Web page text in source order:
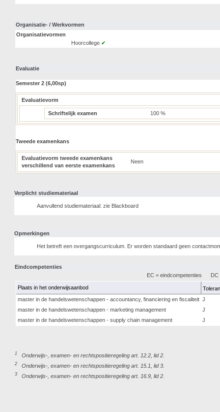
Organisatie- / Werkvormen
Organisatievormen
Hoorcollege ✔
Evaluatie
Semester 2 (6,00sp)
Evaluatievorm
Schriftelijk examen 100 %
Tweede examenkans
Evaluatievorm tweede examenkans
verschillend van eerste examenkans
Neen
Verplicht studiemateriaal
Aanvullend studiemateriaal: zie Blackboard
Opmerkingen
Het betreft een overgangscurriculum. Er worden standaard geen
Eindcompetenties
EC = eindcompetenties
DC
Plaats in het onderwijsaanbod
master in de handelswetenschappen - accountancy, financiering en fiscaliteit J
master in de handelswetenschappen - marketing management
J
master in de handelswetenschappen - supply chain management
J
1 Onderwijs-, examen- en rechtspositieregeling art. 12.2, lid 2.
2 Onderwijs-, examen- en rechtspositieregeling art. 15.1, lid 3.
3 Onderwijs-, examen- en rechtspositieregeling art. 16.9, lid 2.